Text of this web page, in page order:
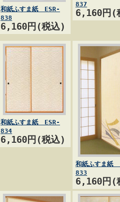
和紙ふすま紙 ESR-
838
6,160円(税込)
837
6,160円(
和紙ふすま紙 ESR-
834
6,160円(税込)
和紙ふすま紙
833
6,160円(